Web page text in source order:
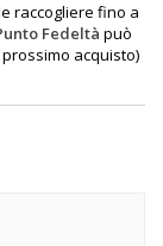
raccogliere fino a
Fedeltà può
acquisto)